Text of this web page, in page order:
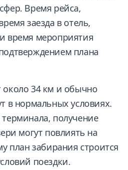
Время рейса,
заезда в отель,
время мероприятия
плана
около 34 км и обычно
в нормальных условиях.
получение
могут повлиять на
план забирания строится
поездки.